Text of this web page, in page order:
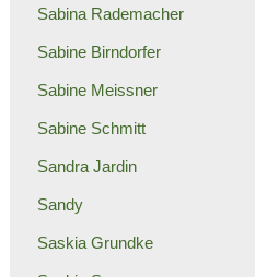
Sabina Rademacher
Sabine Birndorfer
Sabine Meissner
Sabine Schmitt
Sandra Jardin
Sandy
Saskia Grundke